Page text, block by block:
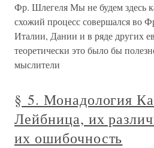
Фр. Шлегеля Мы не будем здесь
схожий процесс совершался во
Италии, Дании и в ряде других
теоретически это было бы
мыслители
§ 5. Монадология
Лейбница, их
их ошибочность